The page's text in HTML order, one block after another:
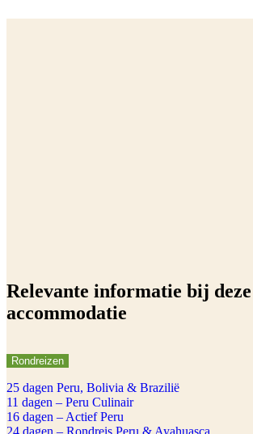
Relevante informatie bij deze
accommodatie
Rondreizen
25 dagen Peru, Bolivia & Brazilië
11 dagen – Peru Culinair
16 dagen – Actief Peru
24 dagen – Rondreis Peru & Ayahuasca